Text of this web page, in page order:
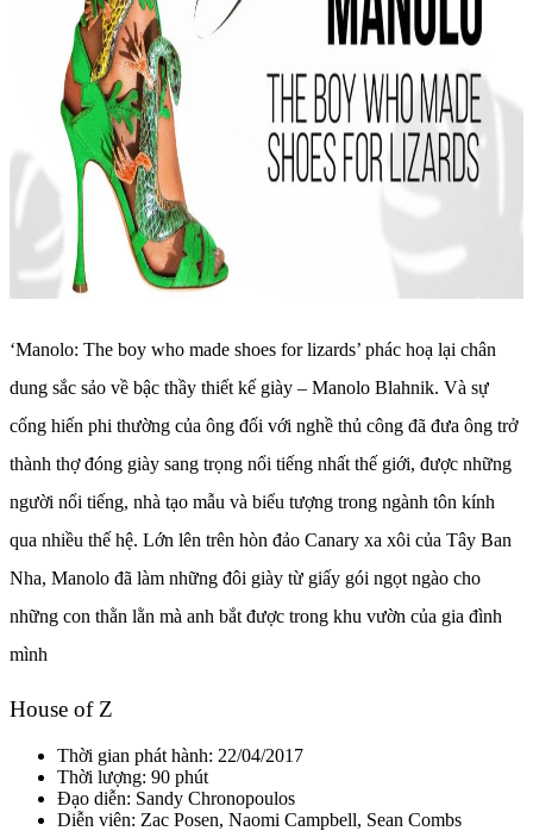
‘Manolo: The boy who made shoes for lizards’ phác hoạ lại chân
dung sắc sảo về bậc thầy thiết kế giày – Manolo Blahnik. Và sự
cống hiến phi thường của ông đối với nghề thủ công đã đưa ông trở
thành thợ đóng giày sang trọng nổi tiếng nhất thế giới, được những
người nổi tiếng, nhà tạo mẫu và biểu tượng trong ngành tôn kính
qua nhiều thế hệ. Lớn lên trên hòn đảo Canary xa xôi của Tây Ban
Nha, Manolo đã làm những đôi giày từ giấy gói ngọt ngào cho
những con thằn lằn mà anh bắt được trong khu vườn của gia đình
mình
House of Z
Thời gian phát hành: 22/04/2017
Thời lượng: 90 phút
Đạo diễn: Sandy Chronopoulos
Diễn viên: Zac Posen, Naomi Campbell, Sean Combs